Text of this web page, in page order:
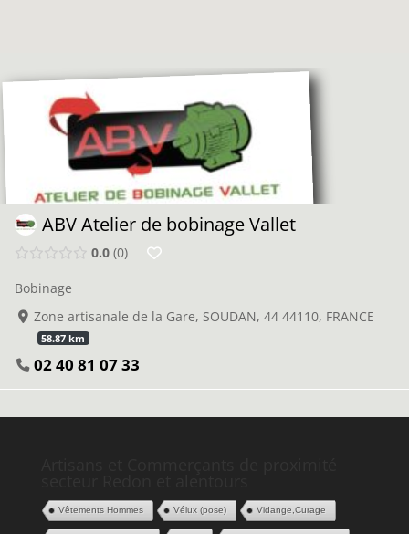
ABV Atelier de bobinage Vallet
0.0 0
Bobinage
Zone artisanale de la Gare, SOUDAN, 44 44110, FRANCE
58.87 km
02 40 81 07 33
Vêtements Hommes Vélux (pose) Vidange,Curage